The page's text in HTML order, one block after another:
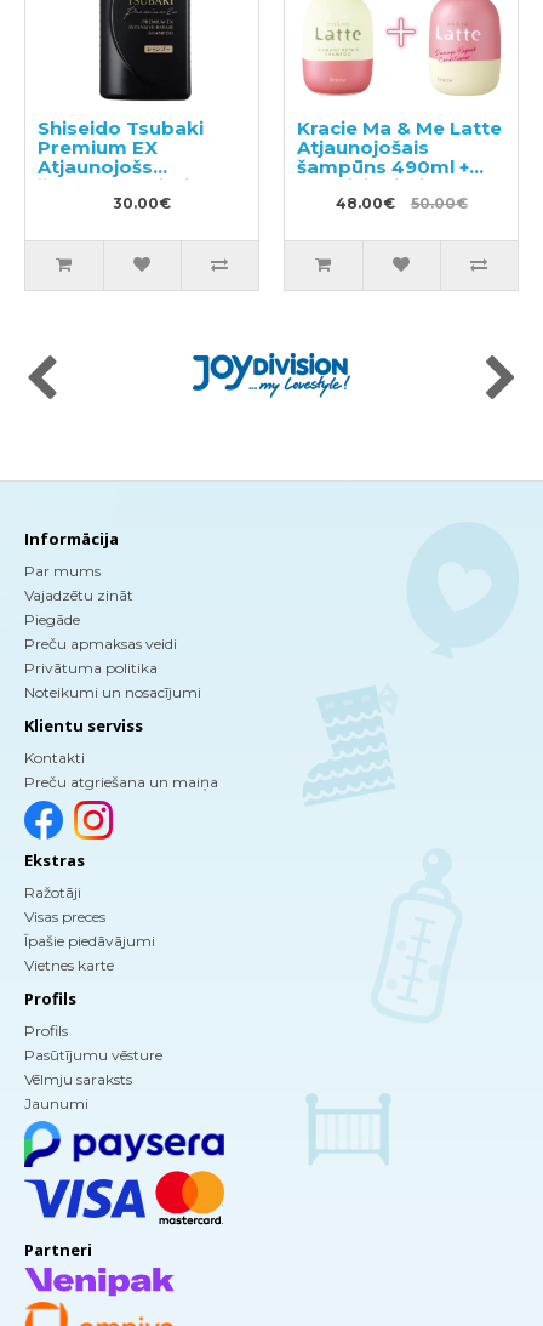
Shiseido Tsubaki
Premium EX
Atjaunojošs
šampūns bojātiem
matiem 490ml
30.00€
Kracie Ma & Me Latte
Atjaunojošais
šampūns 490ml +
kondicionieris 490g
48.00€ 50.00€
Informācija
Par mums
Vajadzētu zināt
Piegāde
Preču apmaksas veidi
Privātuma politika
Noteikumi un nosacījumi
Klientu serviss
Kontakti
Preču atgriešana un maiņa
Ekstras
Ražotāji
Visas preces
Īpašie piedāvājumi
Vietnes karte
Profils
Profils
Pasūtījumu vēsture
Vēlmju saraksts
Jaunumi
Partneri